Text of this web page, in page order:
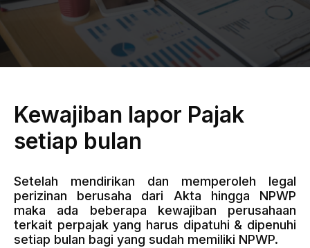
Kewajiban lapor Pajak
setiap bulan
Setelah mendirikan dan memperoleh legal
perizinan berusaha dari Akta hingga NPWP
maka ada beberapa kewajiban perusahaan
terkait perpajak yang harus dipatuhi & dipenuhi
setiap bulan bagi yang sudah memiliki NPWP.